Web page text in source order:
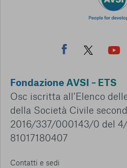
Fondazione AVSI – ETS
Osc iscritta all’Elenco
della Società Civile
2016/337/000143/0 del 4/
81017180407
Contatti e sedi